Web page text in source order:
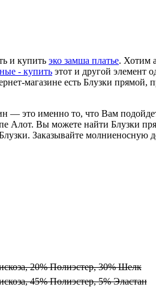
и купить эко замша платье. Хотим
- купить этот и другой элемент
магазине есть Блузки прямой,
— это именно то, что Вам
Алот. Вы можете найти Блузки
Заказывайте
20% Полиэстер, 30% Шелк
45% Полиэстер, 5% Эластан